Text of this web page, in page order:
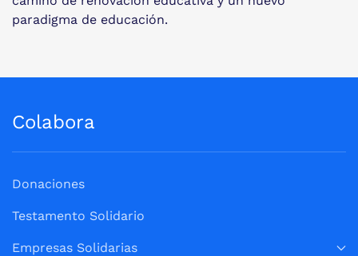
paradigma de educación.
Colabora
Donaciones
Testamento Solidario
Empresas Solidarias